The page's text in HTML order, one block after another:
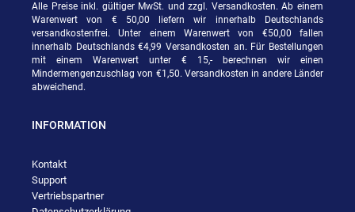
Alle Preise inkl. gültiger MwSt. und zzgl. Versandkosten. Ab einem
Warenwert von € 50,00 liefern wir innerhalb Deutschlands
versandkostenfrei. Unter einem Warenwert von €50,00 fallen
innerhalb Deutschlands €4,99 Versandkosten an. Für Bestellungen
mit einem Warenwert unter € 15,- berechnen wir einen
Mindermengenzuschlag von €1,50. Versandkosten in andere Länder
abweichend.
INFORMATION
Kontakt
Support
Vertriebspartner